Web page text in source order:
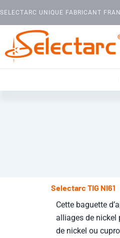
SELECTARC UNIQUE FABRICANT
Selectarc TIG NI61
Cette baguette
alliages de nickel
de nickel ou